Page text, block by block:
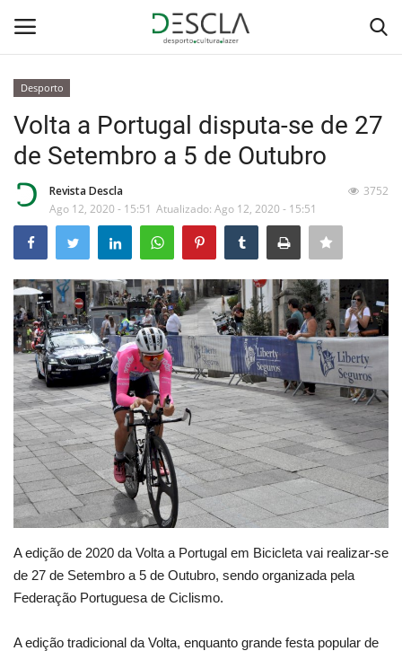
Home
...by Descla
Desporto
Contactos
Sobre Nós
Educação
Estatuto Editorial
Saúde
Ficha técnica
Cultura
Desporto
Volta a Portugal disputa-se de 27
de Setembro a 5 de Outubro
Revista Descla
Ago 12, 2020 - 15:51 Atualizado: Ago 12, 2020 - 15:51
3752
A edição de 2020 da Volta a Portugal em Bicicleta vai realizar-se
de 27 de Setembro a 5 de Outubro, sendo organizada pela
Federação Portuguesa de Ciclismo.
A edição tradicional da Volta, enquanto grande festa popular de